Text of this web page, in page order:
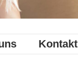
Kontakt